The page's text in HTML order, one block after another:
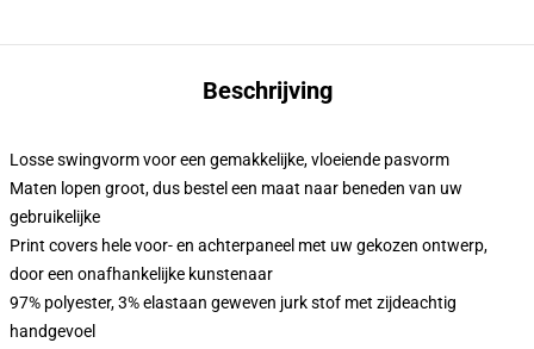
Beschrijving
Losse swingvorm voor een gemakkelijke, vloeiende pasvorm
Maten lopen groot, dus bestel een maat naar beneden van uw
gebruikelijke
Print covers hele voor- en achterpaneel met uw gekozen ontwerp,
door een onafhankelijke kunstenaar
97% polyester, 3% elastaan geweven jurk stof met zijdeachtig
handgevoel